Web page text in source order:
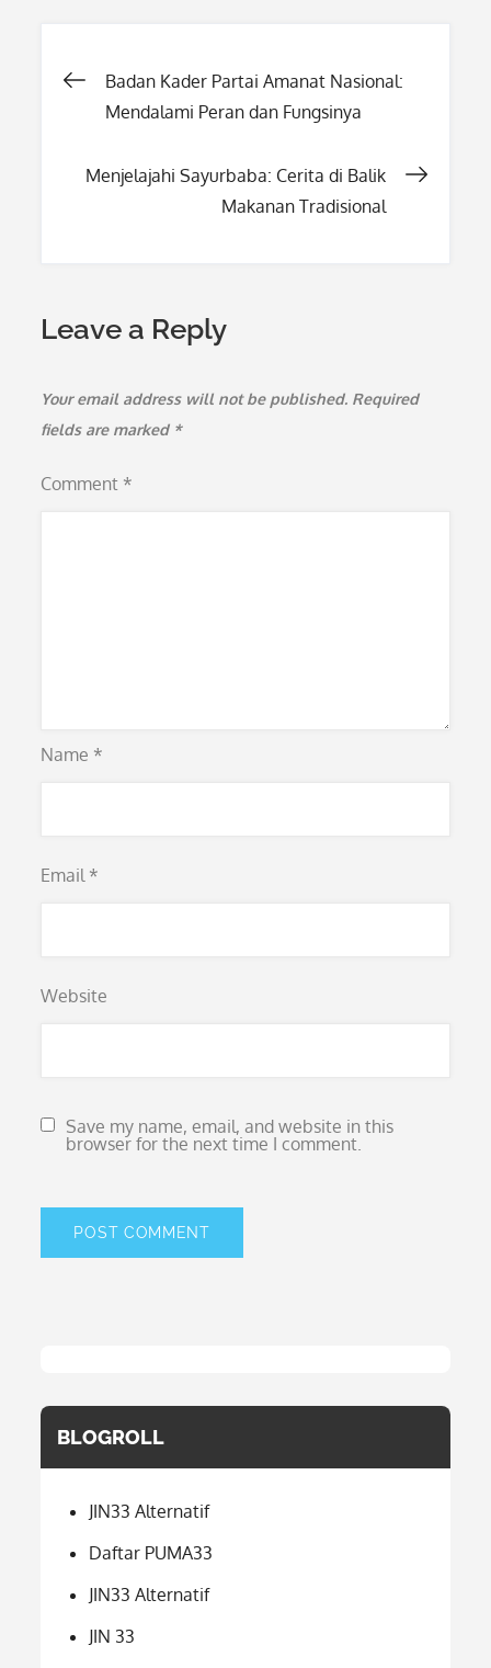
Post
Badan Kader Partai Amanat Nasional:
Mendalami Peran dan Fungsinya
Menjelajahi Sayurbaba: Cerita di Balik
Makanan Tradisional
Leave a Reply
Your email address will not be published. Required
fields are marked *
Comment *
Name *
Email *
Website
Save my name, email, and website in this
browser for the next time I comment.
BLOGROLL
JIN33 Alternatif
Daftar PUMA33
JIN33 Alternatif
JIN 33